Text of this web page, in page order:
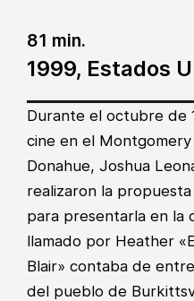
1999, Estados
81 min.
Durante el octubre de
cine en el
Donahue, Joshua
realizaron la
para presentarla en la
llamado por Heather
Blair» contaba de
del pueblo de